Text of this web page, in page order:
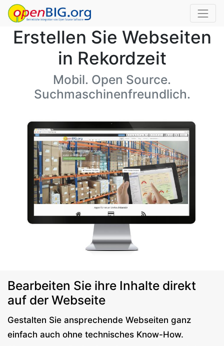
Erstellen Sie Webseiten
in Rekordzeit
Mobil. Open Source.
Suchmaschinenfreundlich.
Bearbeiten Sie ihre Inhalte direkt
auf der Webseite
Gestalten Sie ansprechende Webseiten ganz
einfach auch ohne technisches Know-How.